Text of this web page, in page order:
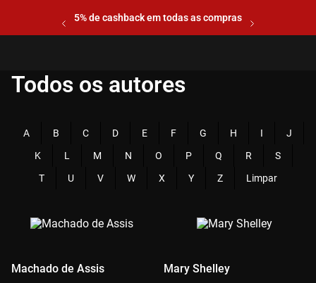
5% de cashback em todas as compras
Todos os autores
A B C D E F G H I
J
K
L M N O P Q R
S
T
U V W X Y Z Limpar
Machado de Assis Mary Shelley